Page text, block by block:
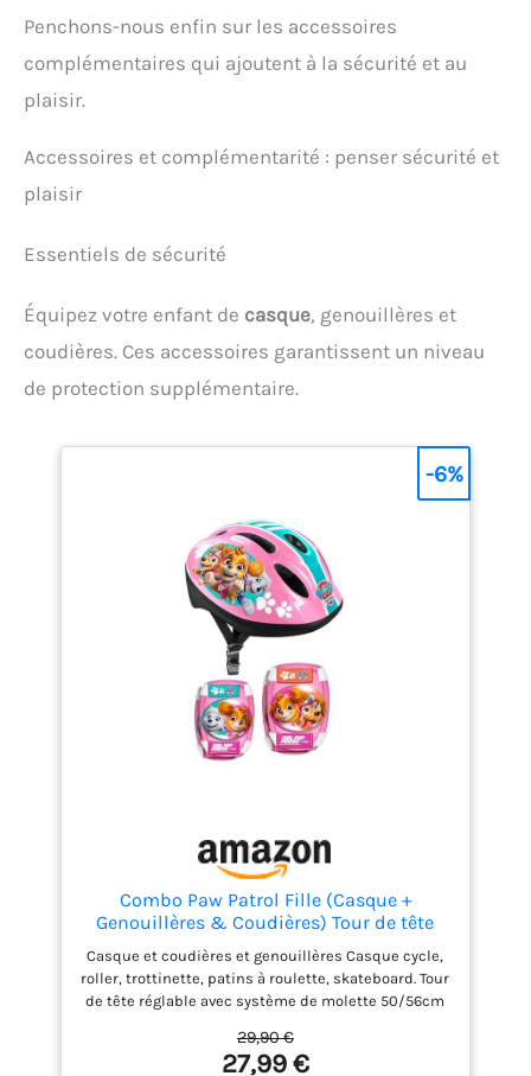
Penchons-nous enfin sur les accessoires
complémentaires qui ajoutent à la sécurité et au
plaisir.
Accessoires et complémentarité : penser sécurité et
plaisir
Essentiels de sécurité
Équipez votre enfant de casque, genouillères et
coudières. Ces accessoires garantissent un niveau
de protection supplémentaire.
Combo Paw Patrol Fille (Casque +
Genouillères & Coudières) Tour de tête
réglable avec système de molette Head
Ring assurant Maintien et Confort.
50/56cm. Sangles jugulaires Ajustables.
Casque et coudières et genouillères Casque cycle,
roller, trottinette, patins à roulette, skateboard. Tour
de tête réglable avec système de molette 50/56cm
EPS
29,90 €
27,99 €
-6%